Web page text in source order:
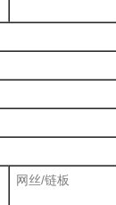
网丝/链板